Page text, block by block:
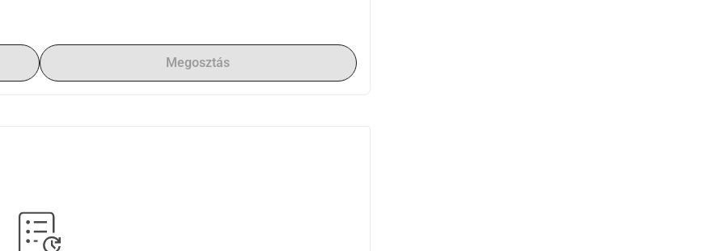
a család teremtett, ennek következtében el kellett hagyniuk
itt van! Élő, erős és hamisítatlan. Az Alopix farm továbbra
ahol minden élet virágzik, örülnek egymásnak és szépítik
Megosztás